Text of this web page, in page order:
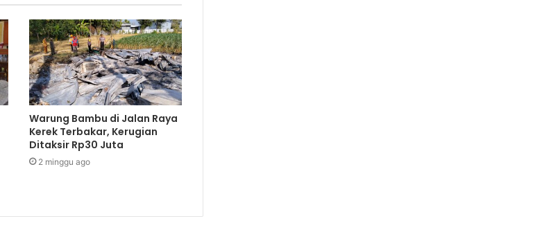
Warung Bambu di Jalan Raya
Kerek Terbakar, Kerugian
Ditaksir Rp30 Juta
2 minggu ago